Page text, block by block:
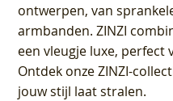
ontwerpen, van
armbanden. ZINZI
een vleugje luxe, perfect
Ontdek onze ZINZI-
jouw stijl laat stralen.